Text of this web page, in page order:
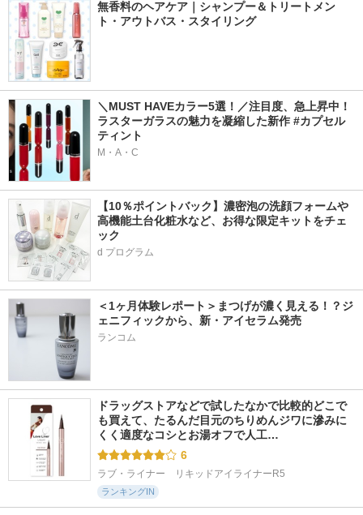
無香料のヘアケア｜シャンプー＆トリートメン
ト・アウトバス・スタイリング
＼MUST HAVEカラー5選！／注目度、急上昇中！
ラスターガラスの魅力を凝縮した新作 #カプセル
ティント
M・A・C
【10％ポイントバック】濃密泡の洗顔フォームや
高機能土台化粧水など、お得な限定キットをチェ
ック
d プログラム
＜1ヶ月体験レポート＞まつげが濃く見える！？ジ
ェニフィックから、新・アイセラム発売
ランコム
ドラッグストアなどで試したなかで比較的どこで
も買えて、たるんだ目元のちりめんジワに滲みに
くく適度なコシとお湯オフで人工…
6
ラブ・ライナー　リキッドアイライナーR5
ランキングIN